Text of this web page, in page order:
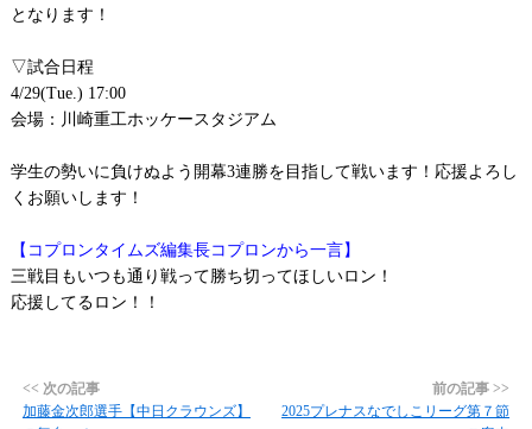
となります！
▽試合日程
4/29(Tue.) 17:00
会場：川崎重工ホッケースタジアム
学生の勢いに負けぬよう開幕3連勝を目指して戦います！応援よろし
くお願いします！
【コプロンタイムズ編集長コプロンから一言】
三戦目もいつも通り戦って勝ち切ってほしいロン！
応援してるロン！！
<< 次の記事
加藤金次郎選手【中日クラウンズ】
前の記事 >>
2025プレナスなでしこリーグ第７節